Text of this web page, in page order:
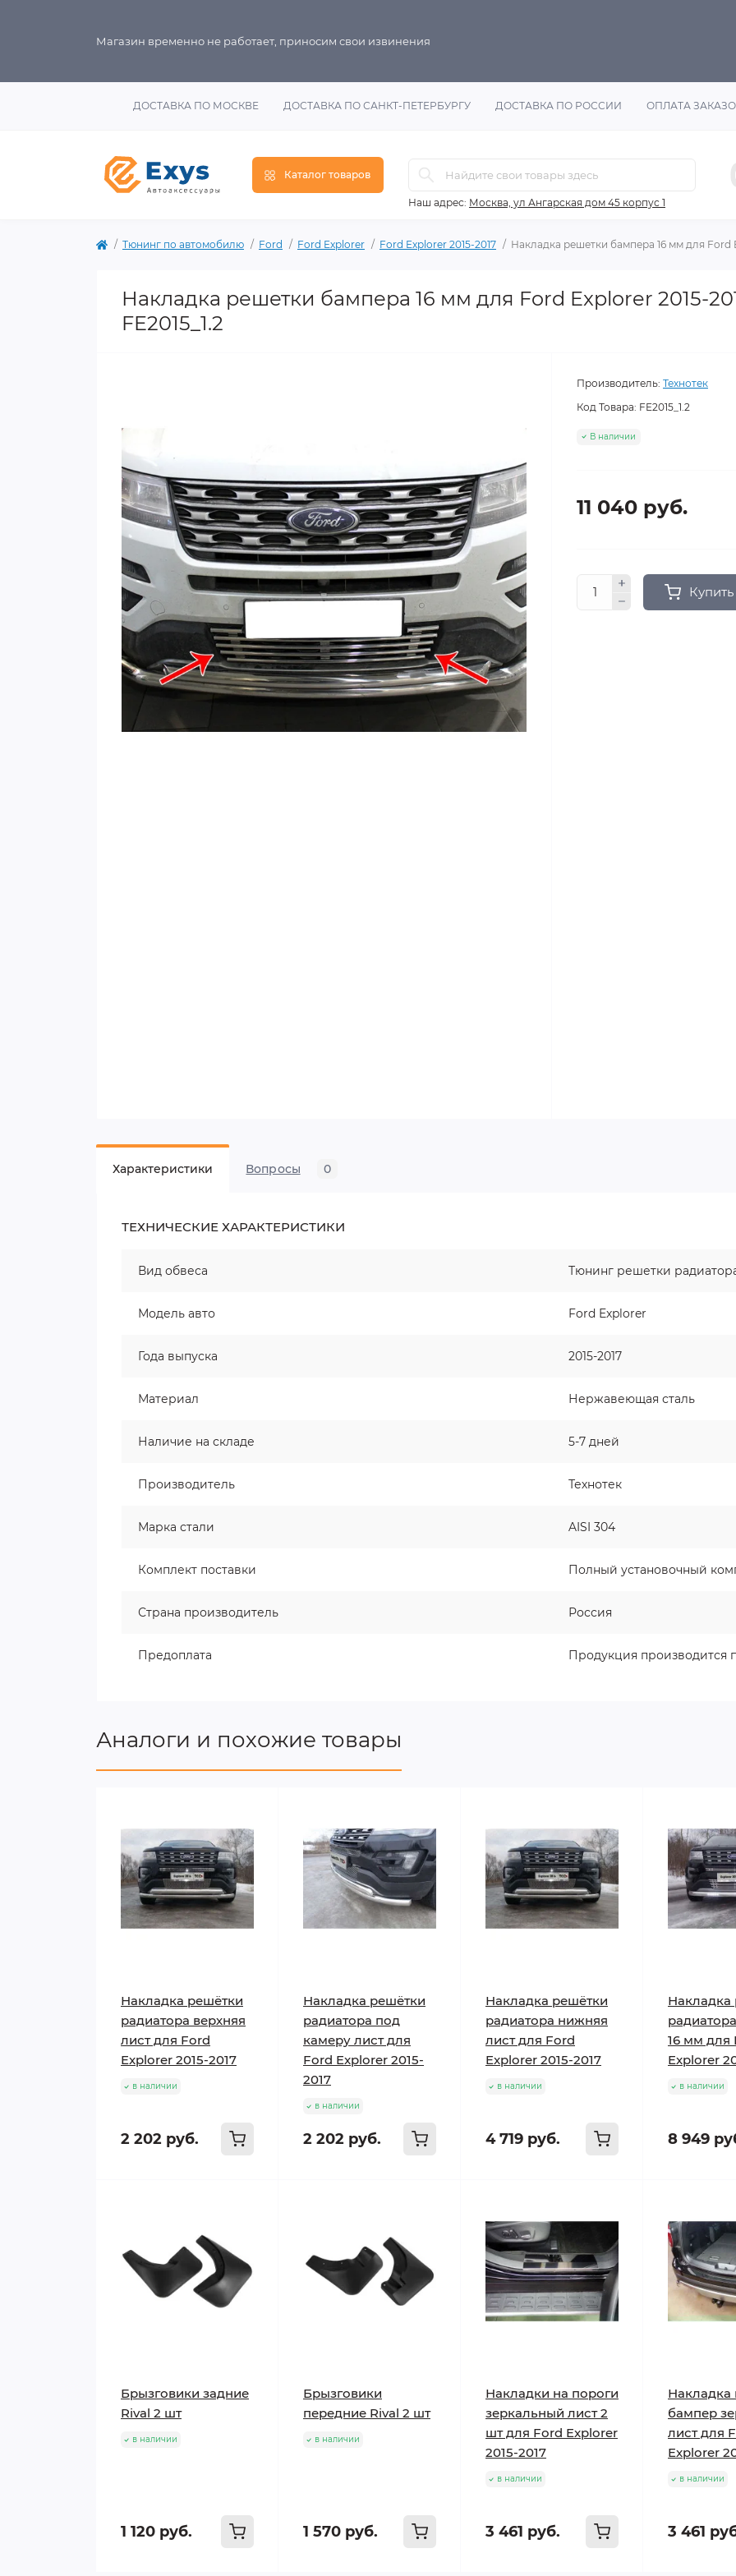
Магазин временно не работает, приносим свои извинения
ДОСТАВКА ПО МОСКВЕ ДОСТАВКА ПО САНКТ-ПЕТЕРБУРГУ ДОСТАВКА ПО РОССИИ ОПЛАТА
Каталог товаров
Наш адрес: Москва, ул Ангарская дом 45 корпус 1
Тюнинг по автомобилю Ford Ford Explorer Ford Explorer 2015-2017 Накладка решетки бампера 16 мм для Ford
Накладка решетки бампера 16 мм для Ford Explorer 2015-
FE2015_1.2
Производитель: Технотек
Код Товара: FE2015_1.2
В наличии
11 040 руб.
Купить
Характеристики Вопросы 0
ТЕХНИЧЕСКИЕ ХАРАКТЕРИСТИКИ
Вид обвеса Тюнинг решетки
Модель авто Ford Explorer
Года выпуска 2015-2017
Материал Нержавеющая сталь
Наличие на складе 5-7 дней
Производитель Технотек
Марка стали AISI 304
Комплект поставки Полный установочный
Страна производитель Россия
Предоплата Продукция производится
Аналоги и похожие товары
Накладка решётки
радиатора верхняя
лист для Ford
Explorer 2015-2017
в наличии
2 202 руб.
Накладка решётки
радиатора под
камеру лист для
Ford Explorer 2015-
2017
в наличии
2 202 руб.
Накладка решётки
радиатора нижняя
лист для Ford
Explorer 2015-2017
в наличии
4 719 руб.
Накладка
16 мм для
Explorer
в наличии
8 949
Брызговики задние
Rival 2 шт
в наличии
1 120 руб.
Брызговики
передние Rival 2 шт
в наличии
1 570 руб.
Накладки на пороги
зеркальный лист 2
шт для Ford Explorer
2015-2017
в наличии
3 461 руб.
Накладка
бампер
лист для
Explorer
в наличии
3 461